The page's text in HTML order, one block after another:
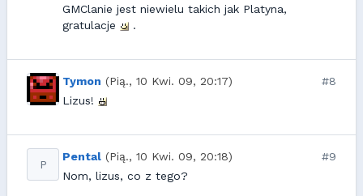
GMClanie jest niewielu takich jak Platyna,
gratulacje
.
Tymon (Pią., 10 Kwi. 09, 20:17)
#8
Lizus!
P
Pental (Pią., 10 Kwi. 09, 20:18)
#9
Nom, lizus, co z tego?